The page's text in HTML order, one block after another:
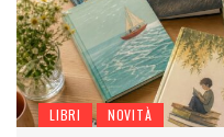
LIBRI NOVITÀ